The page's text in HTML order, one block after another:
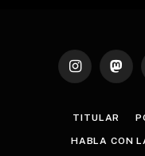
Instagram
TITULAR
HABLA CON